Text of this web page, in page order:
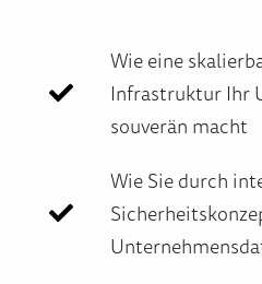
Wie eine
Infrastruktur Ihr
souverän macht
Wie Sie durch